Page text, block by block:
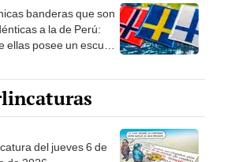
banderas que son
a la de Perú:
ellas posee un escudo
del jueves 6 de